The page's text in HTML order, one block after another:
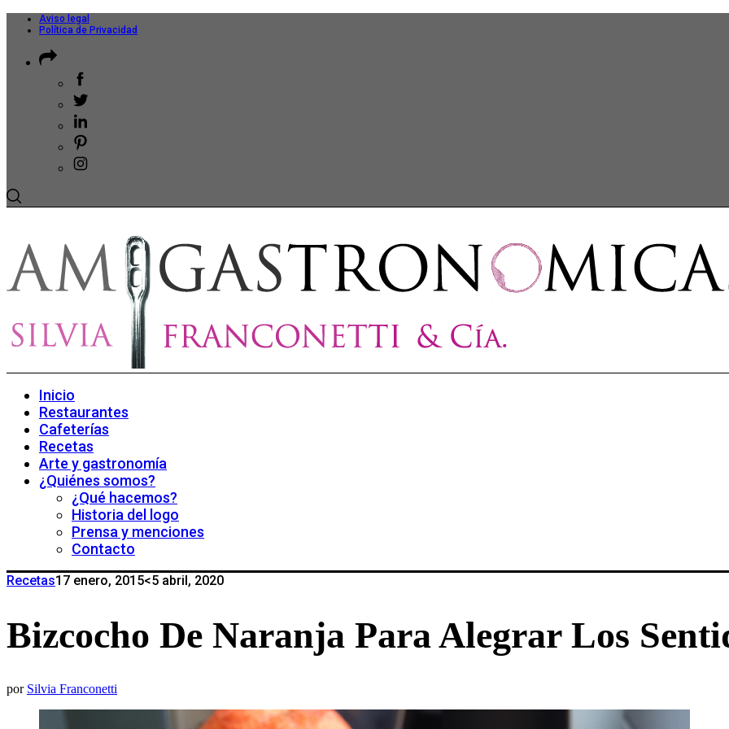
Aviso legal
Política de Privacidad
Inicio
Restaurantes
Cafeterías
Recetas
Arte y gastronomía
¿Quiénes somos?
¿Qué hacemos?
Historia del logo
Prensa y menciones
Contacto
Recetas17 enero, 2015<5 abril, 2020
Bizcocho De Naranja Para Alegrar Los
por Silvia Franconetti